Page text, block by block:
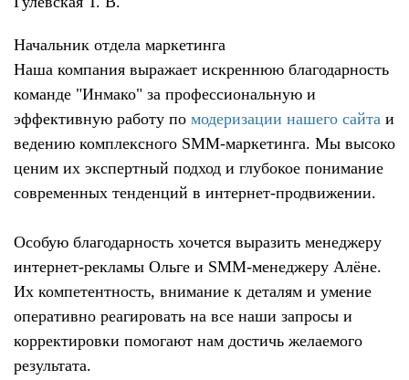
Начальник отдела маркетинга
Наша компания выражает искреннюю благодарность
команде "Инмако" за профессиональную и
эффективную работу по модеризации нашего сайта и
ведению комплексного SMM-маркетинга. Мы высоко
ценим их экспертный подход и глубокое понимание
современных тенденций в интернет-продвижении.
Особую благодарность хочется выразить менеджеру
интернет-рекламы Ольге и SMM-менеджеру Алёне.
Их компетентность, внимание к деталям и умение
оперативно реагировать на все наши запросы и
корректировки помогают нам достичь желаемого
результата.